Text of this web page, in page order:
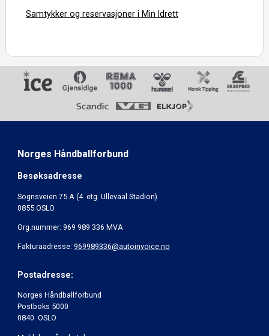
Samtykker og reservasjoner i Min Idrett
Norges Håndballforbund
Besøksadresse
Sognsveien 75 A (4. etg. Ullevaal Stadion)
0855 OSLO
Org.nummer: 969 989 336 MVA
Fakturaadresse: 969989336@autoinvoice.no
Postadresse:
Norges Håndballforbund
Postboks 5000
0840 OSLO